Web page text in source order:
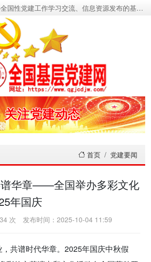
全国基层党建网——全国性党建工作学习交流、信息资源发布的基层党建新闻门户网
密切党群关系
传递党的声音
关注党建动态
传播党建理论
首页 党建要闻
华章——全国举办多彩文化
年国庆
次 发布时间：2025-10-04 11:59
共谱时代华章。2025年国庆中秋假